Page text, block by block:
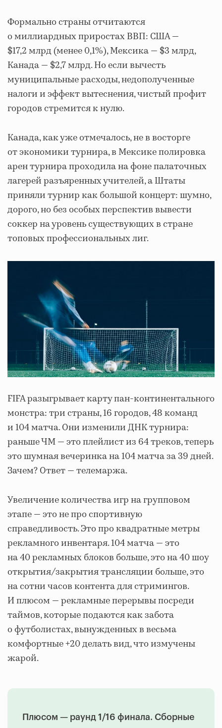
Формально страны отчитаются
о миллиардных приростах ВВП: США —
$17,2 млрд (менее 0,1%), Мексика — $3 млрд,
Канада — $2,7 млрд. Но если вычесть
муниципальные расходы, недополученные
налоги и эффект вытеснения, чистый профит
городов стремится к нулю.
Канада, как уже отмечалось, не в восторге
от экономики турнира, в Мексике полировка
арен турнира проходила на фоне палаточных
лагерей разъяренных учителей, а Штаты
приняли турнир как большой концерт: шумно,
дорого, но без особых перспектив вывести
соккер на уровень существующих в стране
топовых профессиональных лиг.
FIFA разыгрывает карту пан-континентального
монстра: три страны, 16 городов, 48 команд
и 104 матча. Они изменили ДНК турнира:
раньше ЧМ — это плейлист из 64 треков, теперь
это шумная вечеринка на 104 матча за 39 дней.
Зачем? Ответ — телемаржа.
Увеличение количества игр на групповом
этапе — это не про спортивную
справедливость. Это про квадратные метры
рекламного инвентаря. 104 матча — это
на 40 рекламных блоков больше, это на 40 шоу
открытия/закрытия трансляции больше, это
на сотни часов контента для стримингов.
И плюсом — рекламные перерывы посреди
таймов, которые подаются как забота
о футболистах, вынужденных в весьма
комфортные +20 делать вид, что измучены
жарой.
Плюсом — раунд 1/16 финала. Сборные